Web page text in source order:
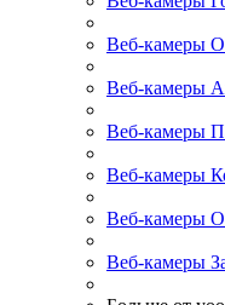
Веб-камеры
Веб-камеры
Веб-камеры
Веб-камеры
Веб-камеры
Веб-камеры